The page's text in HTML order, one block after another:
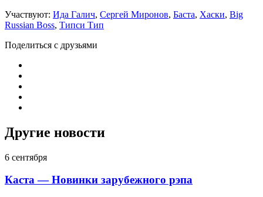
Участвуют: Ида Галич, Сергей Миронов, Баста, Хаски, Big
Russian Boss, Типси Тип
Поделиться с друзьями
Другие новости
6 сентября
Каста — Новинки зарубежного рэпа